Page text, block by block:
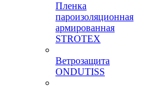
Пленка
пароизоляционная
армированная
STROTEX
Ветрозащита
ONDUTISS